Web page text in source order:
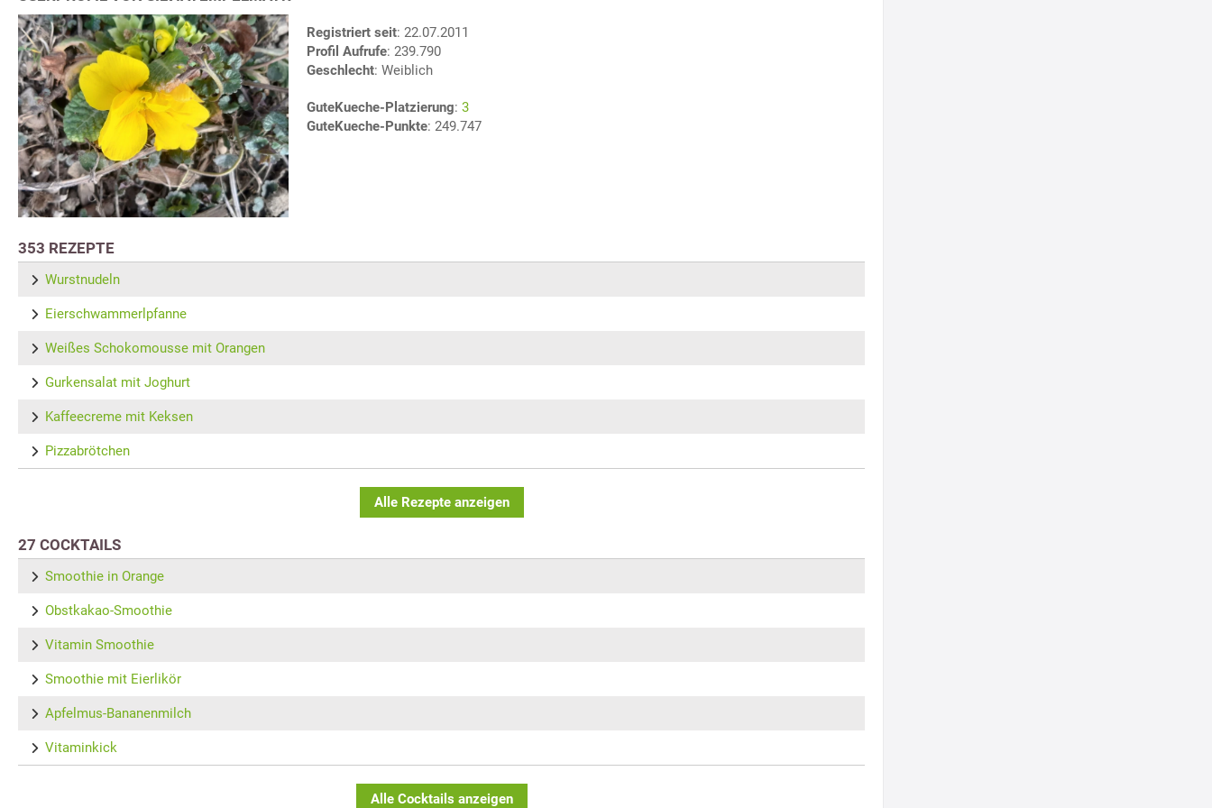
Registriert seit: 22.07.2011
Profil Aufrufe: 239.790
Geschlecht: Weiblich
GuteKueche-Platzierung: 3
GuteKueche-Punkte: 249.747
353 REZEPTE
Wurstnudeln
Eierschwammerlpfanne
Weißes Schokomousse mit Orangen
Gurkensalat mit Joghurt
Kaffeecreme mit Keksen
Pizzabrötchen
Alle Rezepte anzeigen
27 COCKTAILS
Smoothie in Orange
Obstkakao-Smoothie
Vitamin Smoothie
Smoothie mit Eierlikör
Apfelmus-Bananenmilch
Vitaminkick
Alle Cocktails anzeigen